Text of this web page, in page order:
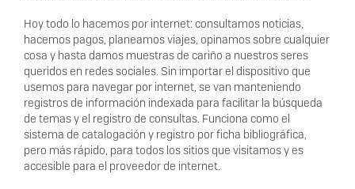
Hoy todo lo hacemos por internet: consultamos noticias,
hacemos pagos, planeamos viajes, opinamos sobre cualquier
cosa y hasta damos muestras de cariño a nuestros seres
queridos en redes sociales. Sin importar el dispositivo que
usemos para navegar por internet, se van manteniendo
registros de información indexada para facilitar la búsqueda
de temas y el registro de consultas. Funciona como el
sistema de catalogación y registro por ficha bibliográfica,
pero más rápido, para todos los sitios que visitamos y es
accesible para el proveedor de internet.